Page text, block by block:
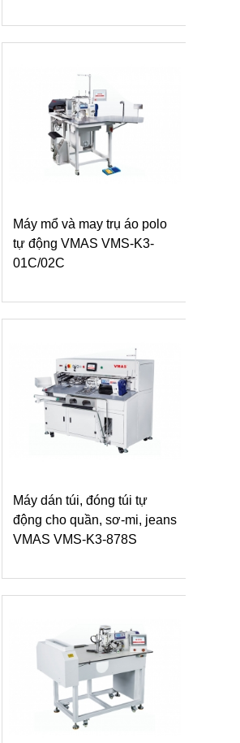
Máy mổ và may trụ áo polo
tự động VMAS VMS-K3-
01C/02C
Máy dán túi, đóng túi tự
động cho quần, sơ-mi, jeans
VMAS VMS-K3-878S